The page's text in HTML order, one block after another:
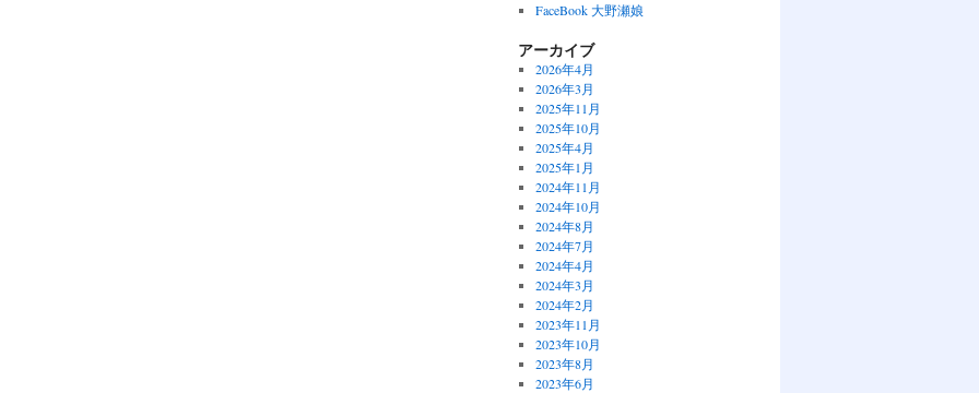
FaceBook 大野瀬娘
アーカイブ
2026年4月
2026年3月
2025年11月
2025年10月
2025年4月
2025年1月
2024年11月
2024年10月
2024年8月
2024年7月
2024年4月
2024年3月
2024年2月
2023年11月
2023年10月
2023年8月
2023年6月